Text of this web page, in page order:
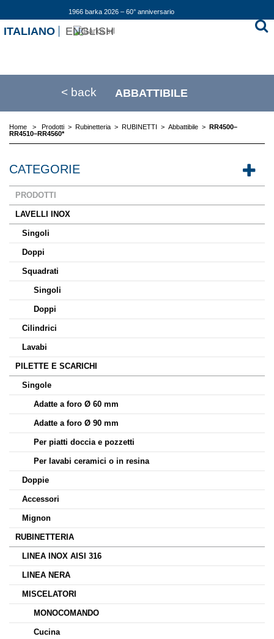
1966 barka 2026 – 60° anniversario
ITALIANO ENGLISH
< back ABBATTIBILE
Home > Prodotti > Rubinetteria > RUBINETTI > Abbattibile > RR4500–
RR4510–RR4560*
CATEGORIE
PRODOTTI
LAVELLI INOX
Singoli
Doppi
Squadrati
Singoli
Doppi
Cilindrici
Lavabi
PILETTE E SCARICHI
Singole
Adatte a foro Ø 60 mm
Adatte a foro Ø 90 mm
Per piatti doccia e pozzetti
Per lavabi ceramici o in resina
Doppie
Accessori
Mignon
RUBINETTERIA
LINEA INOX AISI 316
LINEA NERA
MISCELATORI
MONOCOMANDO
Cucina